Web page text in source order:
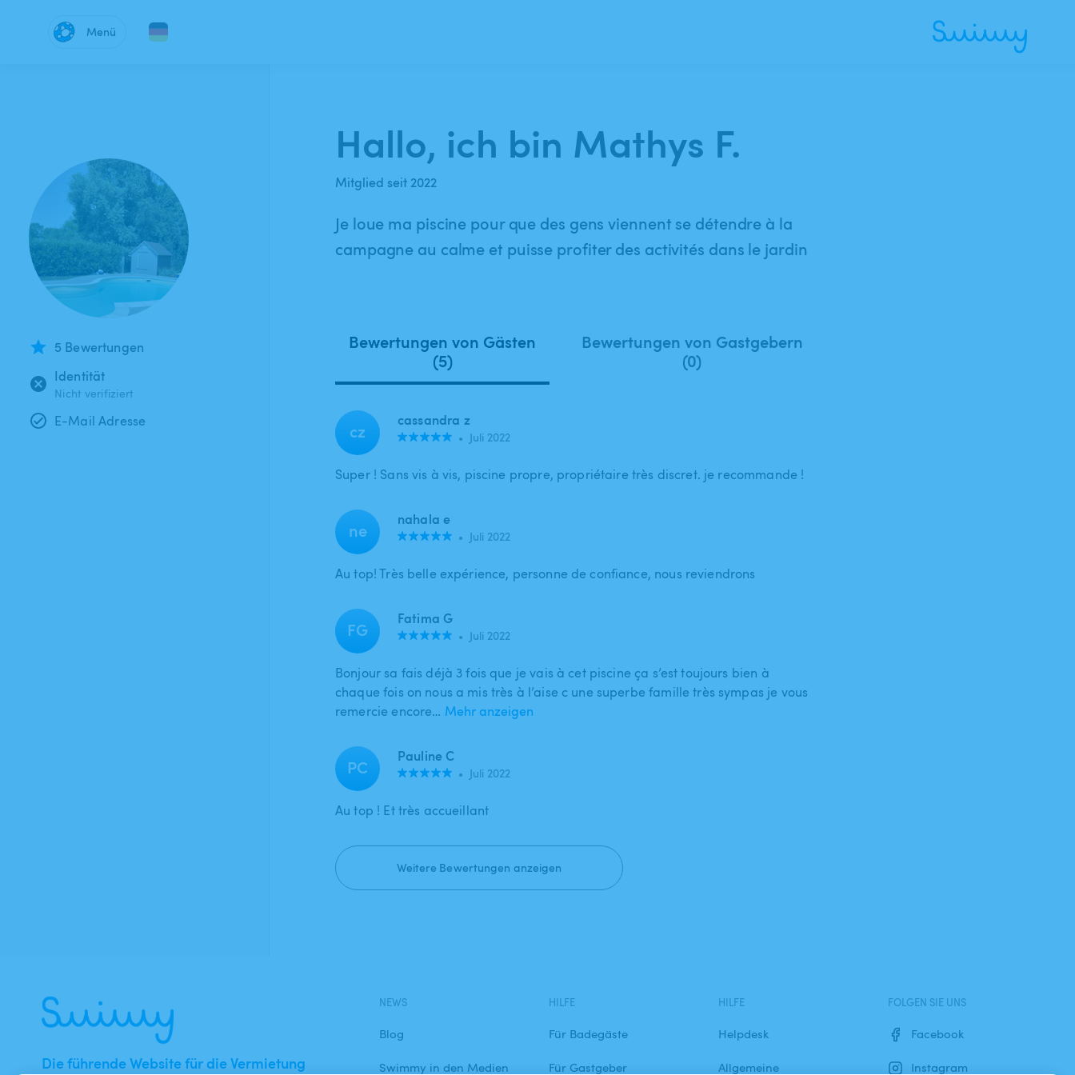
Menü
5 Bewertungen
Identität
Nicht verifiziert
E-Mail Adresse
Hallo, ich bin Mathys F.
Mitglied seit 2022
Je loue ma piscine pour que des gens viennent se détendre à la
campagne au calme et puisse profiter des activités dans le jardin
Bewertungen von Gästen
(5)
Bewertungen von Gastgebern
(0)
cz cassandra z
• Juli 2022
Super ! Sans vis à vis, piscine propre, propriétaire très discret. je recommande !
ne nahala e
• Juli 2022
Au top! Très belle expérience, personne de confiance, nous reviendrons
FG Fatima G
• Juli 2022
Bonjour sa fais déjà 3 fois que je vais à cet piscine ça s’est toujours bien à
chaque fois on nous a mis très à l’aise c une superbe famille très sympas je vous
remercie encore… Mehr anzeigen
PC Pauline C
• Juli 2022
Au top ! Et très accueillant
Weitere Bewertungen anzeigen
Die führende Website für die Vermietung
NEWS
Blog
Swimmy in den Medien
HILFE
Für Badegäste
Für Gastgeber
HILFE
Helpdesk
Allgemeine
FOLGEN SIE UNS
Facebook
Instagram